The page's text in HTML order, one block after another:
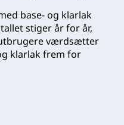
base- og klarlak
stiger år for år,
værdsætter
klarlak frem for